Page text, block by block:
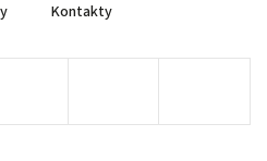
Kontakty